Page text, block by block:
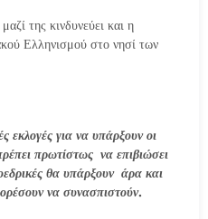
της κινδυνεύει και η
Ελληνισμού στο νησί των
εκλογές για να υπάρξουν οι
πρωτίστως να επιβιώσει
θα υπάρξουν άρα και
να συνασπιστούν.